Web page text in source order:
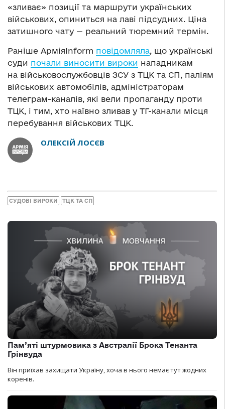
«зливає» позиції та маршрути українських
військових, опиниться на лаві підсудних. Ціна
затишного чату — реальний тюремний термін.
Раніше АрміяInform повідомляла, що українські
суди почали виносити вироки нападникам
на військовослужбовців ЗСУ з ТЦК та СП, паліям
військових автомобілів, адміністраторам
телеграм-каналів, які вели пропаганду проти
ТЦК, і тим, хто наївно зливав у ТГ-канали місця
перебування військових ТЦК.
ОЛЕКСІЙ ЛОСЄВ
СУДОВІ ВИРОКИ ТЦК ТА СП
Пам’яті штурмовика з Австралії Брока Тенанта
Грінвуда
Він приїхав захищати Україну, хоча в нього немає тут жодних
коренів.